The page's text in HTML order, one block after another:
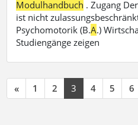
Modulhandbuch . Zugang
ist nicht
Psychomotorik (B.A.)
Studiengänge zeigen
« 1 2 3 4 5 6